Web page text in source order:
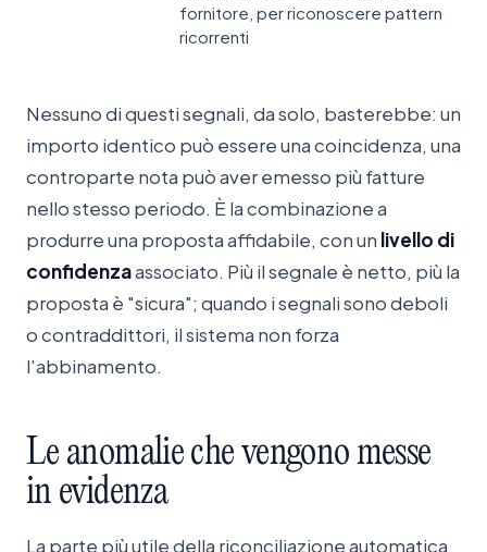
fornitore, per riconoscere pattern
ricorrenti
Nessuno di questi segnali, da solo, basterebbe: un
importo identico può essere una coincidenza, una
controparte nota può aver emesso più fatture
nello stesso periodo. È la combinazione a
produrre una proposta affidabile, con un livello di
confidenzaassociato. Più il segnale è netto, più la
proposta è "sicura"; quando i segnali sono deboli
o contraddittori, il sistema non forza
l'abbinamento.
Le anomaliechevengonomesse
in evidenza
La parte più utile della riconciliazione automatica